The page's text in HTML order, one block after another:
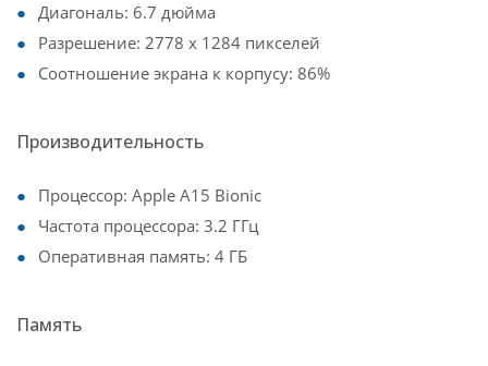
Диагональ: 6.7 дюйма
Разрешение: 2778 x 1284 пикселей
Соотношение экрана к корпусу: 86%
Производительность
Процессор: Apple A15 Bionic
Частота процессора: 3.2 ГГц
Оперативная память: 4 ГБ
Память